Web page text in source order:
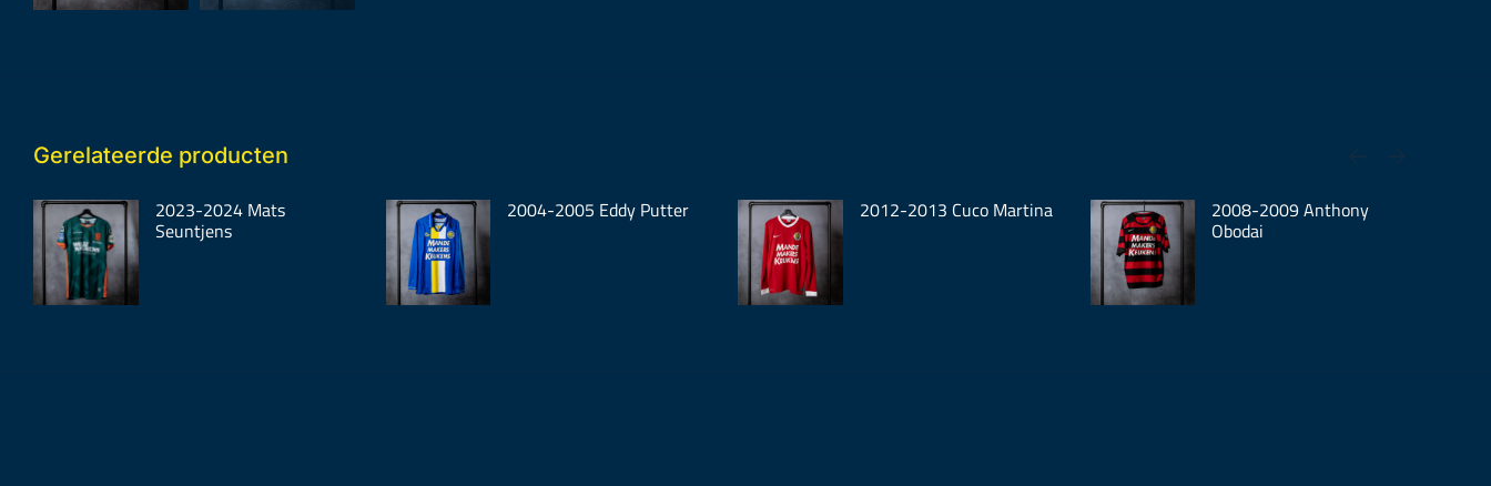
Gerelateerde producten
2023-2024 Mats
Seuntjens
2004-2005 Eddy Putter 2012-2013 Cuco Martina 2008-2009 Anthony
Obodai